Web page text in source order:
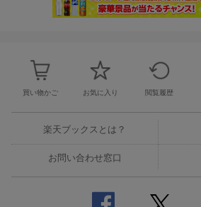
買い物かご お気に入り 閲覧履歴
楽天ブックスとは？
お問い合わせ窓口